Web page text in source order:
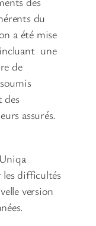
du
a été mise
une
de
assurés.
les difficultés
version